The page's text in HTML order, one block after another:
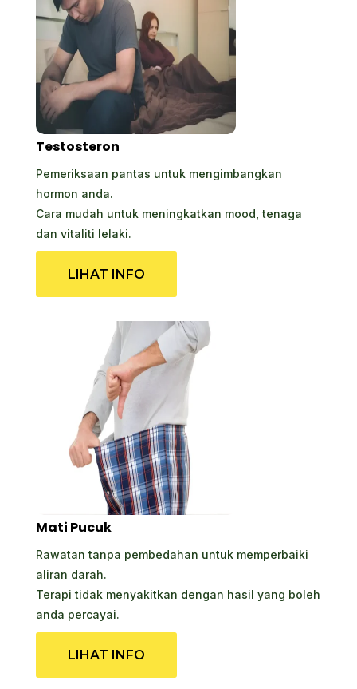
Testosteron
Pemeriksaan pantas untuk mengimbangkan
hormon anda.
Cara mudah untuk meningkatkan mood, tenaga
dan vitaliti lelaki.
LIHAT INFO
Mati Pucuk
Rawatan tanpa pembedahan untuk memperbaiki
aliran darah.
Terapi tidak menyakitkan dengan hasil yang boleh
anda percayai.
LIHAT INFO